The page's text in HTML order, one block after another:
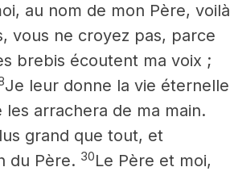
au nom de mon Père, voilà
vous ne croyez pas, parce
brebis écoutent ma voix ;
Je leur donne la vie éternelle
arrachera de ma main.
grand que tout, et
du Père. 30Le Père et moi,